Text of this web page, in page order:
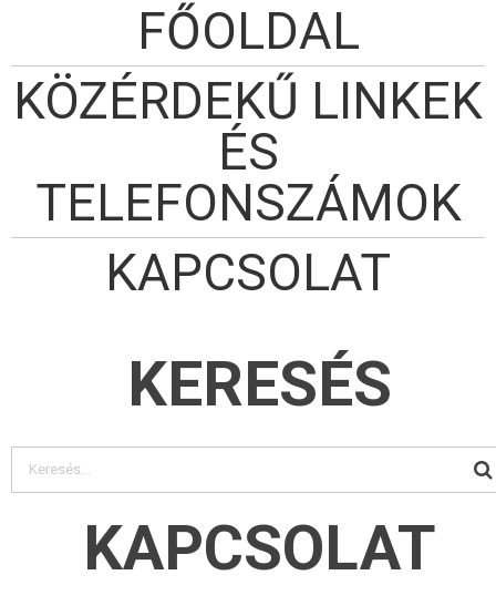
FŐOLDAL
KÖZÉRDEKŰ LINKEK
ÉS
TELEFONSZÁMOK
KAPCSOLAT
KERESÉS
KAPCSOLAT